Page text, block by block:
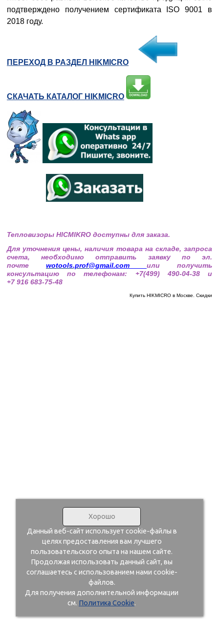
подтверждено получением сертификата
ISO 9001 в
2018 году.
ПЕРЕХОД В РАЗДЕЛ HIKMICRO
СКАЧАТЬ КАТАЛОГ HIKMICRO
Тепловизоры HICMIKRO доступны для заказа.
Для уточнения цены, наличия товара на складе, запроса
счета, необходимо отправить заявку по эл.
почте wotools.prof@gmail.com или получить
консультацию по телефонам: +7(499) 490-04-38 и
+7 916 683-75-48
Купить HIKMICRO в Москве. Скидки
Хорошо
Данный веб-сайт использует cookie-файлы в
целях предоставления вам лучшего
пользовательского опыта на нашем сайте.
Продолжая использовать данный сайт, вы
соглашаетесь с использованием нами cookie-
файлов.
Для получения дополнительной информации
см. Политика Cookie.